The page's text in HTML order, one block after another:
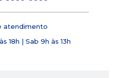
atendimento
18h | Sab 9h às 13h